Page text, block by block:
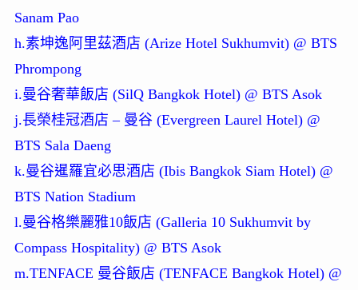
Sanam Pao
h.素坤逸阿里茲酒店 (Arize Hotel Sukhumvit) @ BTS
Phrompong
i.曼谷奢華飯店 (SilQ Bangkok Hotel) @ BTS Asok
j.長榮桂冠酒店 – 曼谷 (Evergreen Laurel Hotel) @
BTS Sala Daeng
k.曼谷暹羅宜必思酒店 (Ibis Bangkok Siam Hotel) @
BTS Nation Stadium
l.曼谷格樂麗雅10飯店 (Galleria 10 Sukhumvit by
Compass Hospitality) @ BTS Asok
m.TENFACE 曼谷飯店 (TENFACE Bangkok Hotel) @